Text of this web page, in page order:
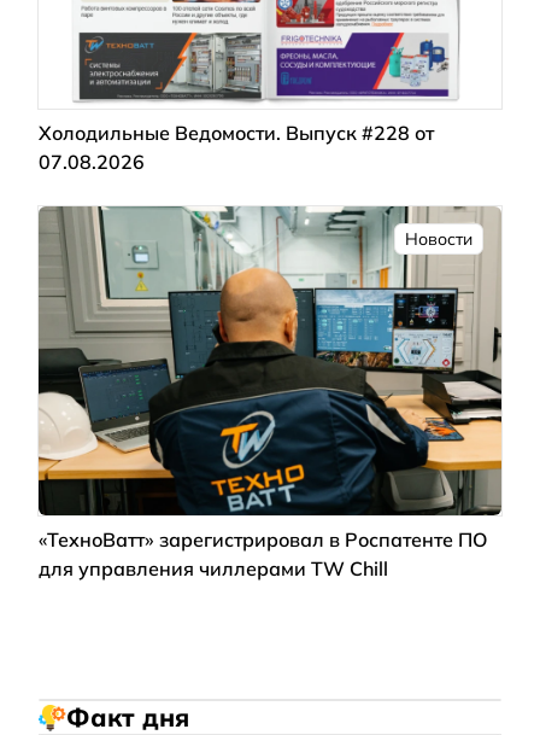
Холодильные Ведомости. Выпуск #228 от
07.08.2026
Новости
«ТехноВатт» зарегистрировал в Роспатенте ПО
для управления чиллерами TW Chill
Факт дня